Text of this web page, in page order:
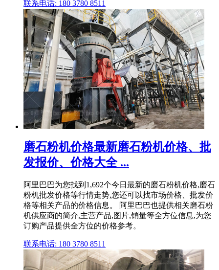
联系电话: 180 3780 8511
磨石粉机价格最新磨石粉机价格、批
发报价、价格大全 ...
阿里巴巴为您找到1,692个今日最新的磨石粉机价格,磨石
粉机批发价格等行情走势,您还可以找市场价格、批发价
格等相关产品的价格信息。 阿里巴巴也提供相关磨石粉
机供应商的简介,主营产品,图片,销量等全方位信息,为您
订购产品提供全方位的价格参考。
联系电话: 180 3780 8511